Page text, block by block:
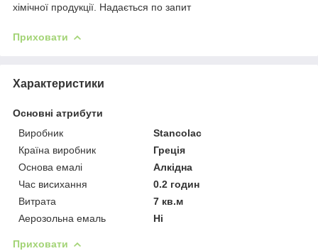
хімічної продукції. Надається по запит
Приховати
Характеристики
Основні атрибути
Виробник
Stancolac
Країна виробник
Греція
Основа емалі
Алкідна
Час висихання
0.2 годин
Витрата
7 кв.м
Аерозольна емаль
Ні
Приховати